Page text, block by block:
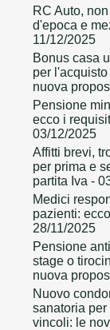
RC Auto,
d'epoca e
11/12/2025
Bonus casa
per
nuova
Pensione
ecco i
03/12/2025
Affitti brevi,
per prima e
partita Iva -
Medici
pazienti:
28/11/2025
Pensione
stage o
nuova
Nuovo
sanatoria
vincoli: le